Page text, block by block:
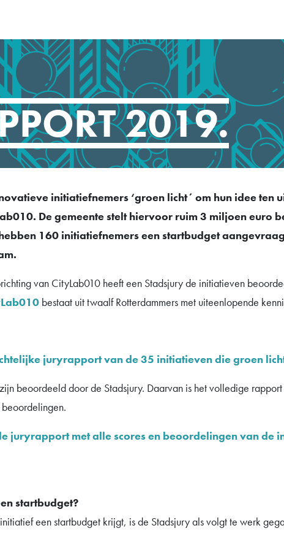
2019.
initiatiefnemers ‘groen licht´ om hun idee ten
De gemeente stelt hiervoor ruim 3 miljoen euro
160 initiatiefnemers een startbudget
van CityLab010 heeft een Stadsjury de initiatieven
bestaat uit twaalf Rotterdammers met uiteenlopende
juryrapport van de 35 initiatieven die groen
beoordeeld door de Stadsjury. Daarvan is het volledige
juryrapport met alle scores en beoordelingen van de
startbudget?
een startbudget krijgt, is de Stadsjury als volgt te werk